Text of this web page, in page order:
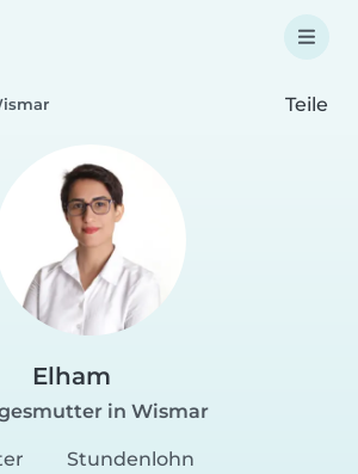
Teile
Elham
in Wismar
Stundenlohn